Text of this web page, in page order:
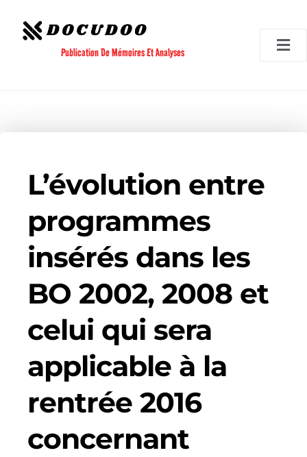
contenu
Publication De Mémoires Et Analyses
L’évolution entre
programmes
insérés dans les
BO 2002, 2008 et
celui qui sera
applicable à la
rentrée 2016
concernant